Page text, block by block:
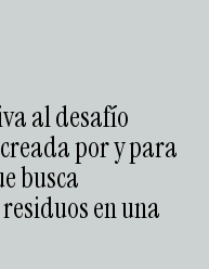
al desafío
por y para
busca
en una